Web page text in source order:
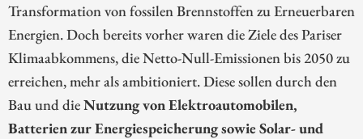
Transformation von fossilen Brennstoffen zu Erneuerbaren
Energien. Doch bereits vorher waren die Ziele des Pariser
Klimaabkommens, die Netto-Null-Emissionen bis 2050 zu
erreichen, mehr als ambitioniert. Diese sollen durch den
Bau und dieNutzung von Elektroautomobilen,
Batterien zur Energiespeicherung sowie Solar- und